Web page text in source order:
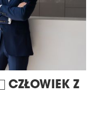
CZŁOWIEK Z